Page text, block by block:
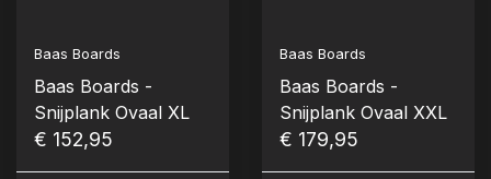
Baas Boards
Baas Boards -
Snijplank Ovaal XL
€ 152,95
Baas Boards
Baas Boards -
Snijplank Ovaal XXL
€ 179,95